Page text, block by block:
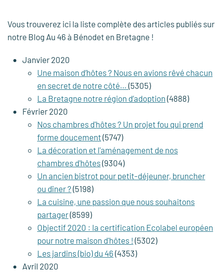
Vous trouverez ici la liste complète des articles publiés sur
notre Blog Au 46 à Bénodet en Bretagne !
Janvier 2020
Une maison d’hôtes ? Nous en avions rêvé chacun
en secret de notre côté… (5305)
La Bretagne notre région d’adoption (4888)
Février 2020
Nos chambres d'hôtes ? Un projet fou qui prend
forme doucement(5747)
La décoration et l'aménagement de nos
chambres d'hôtes(9304)
Un ancien bistrot pour petit-déjeuner, bruncher
ou dîner ? (5198)
La cuisine, une passion que nous souhaitons
partager(8599)
Objectif 2020 : la certification Ecolabel européen
pour notre maison d'hôtes ! (5302)
Les jardins (bio) du 46 (4353)
Avril 2020